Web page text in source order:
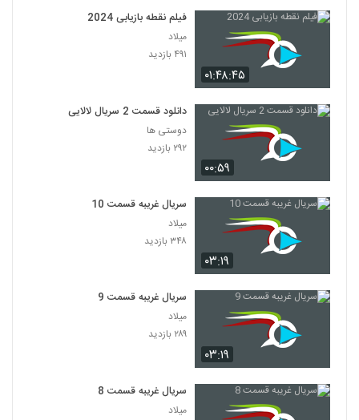
۰۱:۴۸:۴۵
فیلم نقطه بازیابی 2024
میلاد
۴۹۱ بازدید
۰۰:۵۹
دانلود قسمت 2 سریال لالایی
دوستی ها
۲۹۲ بازدید
۰۳:۱۹
سریال غریبه قسمت 10
میلاد
۳۴۸ بازدید
۰۳:۱۹
سریال غریبه قسمت 9
میلاد
۲۸۹ بازدید
سریال غریبه قسمت 8
میلاد